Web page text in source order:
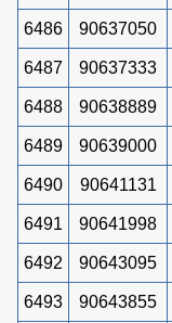
6486 90637050
6487 90637333
6488 90638889
6489 90639000
6490 90641131
6491 90641998
6492 90643095
6493 90643855